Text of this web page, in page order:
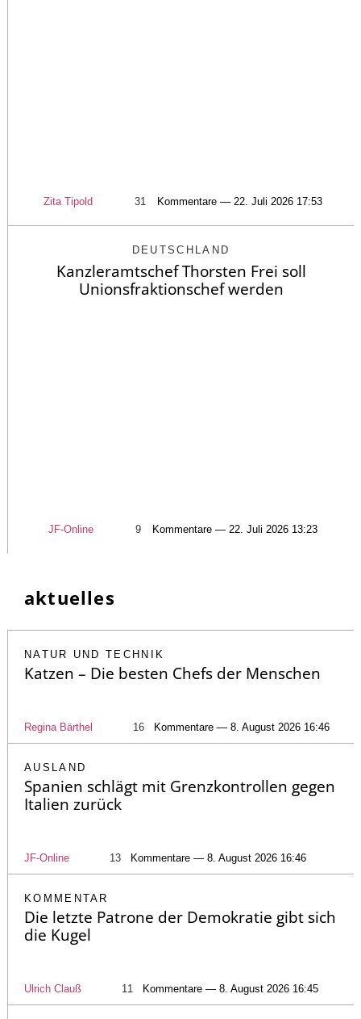
Zita Tipold 31 Kommentare — 22. Juli 2026 17:53
DEUTSCHLAND
Kanzleramtschef Thorsten Frei soll
Unionsfraktionschef werden
JF-Online 9 Kommentare — 22. Juli 2026 13:23
aktuelles
NATUR UND TECHNIK
Katzen – Die besten Chefs der Menschen
Regina Bärthel 16 Kommentare — 8. August 2026 16:46
AUSLAND
Spanien schlägt mit Grenzkontrollen gegen
Italien zurück
JF-Online 13 Kommentare — 8. August 2026 16:46
KOMMENTAR
Die letzte Patrone der Demokratie gibt sich
die Kugel
Ulrich Clauß 11 Kommentare — 8. August 2026 16:45